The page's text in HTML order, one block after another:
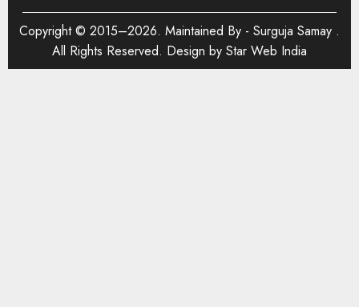
Copyright © 2015–2026. Maintained By - Surguja Samay .
All Rights Reserved. Design by Star Web India